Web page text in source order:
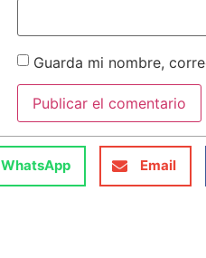
Guarda mi nombre,
WhatsApp Email